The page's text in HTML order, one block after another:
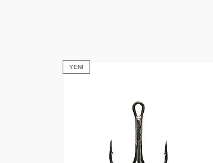
YENI